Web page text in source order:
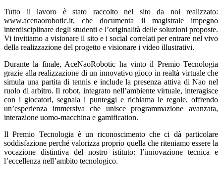
Tutto il lavoro è stato raccolto nel sito da noi realizzato:
www.acenaorobotic.it, che documenta il magistrale impegno
interdisciplinare degli studenti e l’originalità delle soluzioni proposte.
Vi invitiamo a visionare il sito e i social correlati per entrare nel vivo
della realizzazione del progetto e visionare i video illustrativi.
Durante la finale, AceNaoRobotic ha vinto il Premio Tecnologia
grazie alla realizzazione di un innovativo gioco in realtà virtuale che
simula una partita di tennis e include la presenza attiva di Nao nel
ruolo di arbitro. Il robot, integrato nell’ambiente virtuale, interagisce
con i giocatori, segnala i punteggi e richiama le regole, offrendo
un’esperienza immersiva che unisce programmazione avanzata,
interazione uomo-macchina e gamification.
Il Premio Tecnologia è un riconoscimento che ci dà particolare
soddisfazione perché valorizza proprio quella che riteniamo essere la
vocazione distintiva del nostro istituto: l’innovazione tecnica e
l’eccellenza nell’ambito tecnologico.